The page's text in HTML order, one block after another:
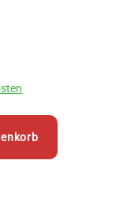
Aktueller
Preis
18,29 €.